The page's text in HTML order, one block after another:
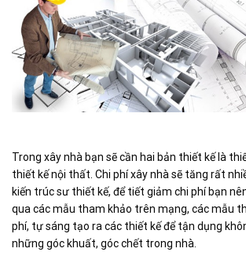
Trong xây nhà bạn sẽ cần hai bản thiết kế là
thiết kế nội thất. Chi phí xây nhà sẽ tăng rất
kiến trúc sư thiết kế, để tiết giảm chi phí bạn
qua các mẫu tham khảo trên mạng, các mẫu
phí, tự sáng tạo ra các thiết kế để tận dụng
những góc khuất, góc chết trong nhà.